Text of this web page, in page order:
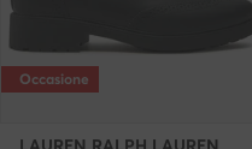
Occasione